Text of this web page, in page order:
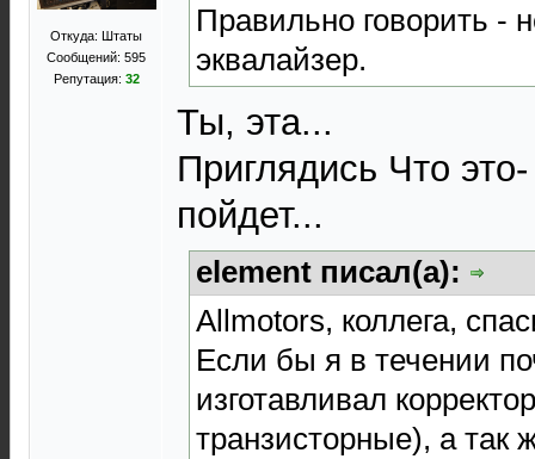
Откуда: Штаты
Сообщений: 595
Репутация: 32
Правильно говорить -
эквалайзер.
Ты, эта...
Приглядись Что
пойдет...
element писал(а):
Allmotors, коллега,
Если бы я в течении
изготавливал
транзисторные), а так